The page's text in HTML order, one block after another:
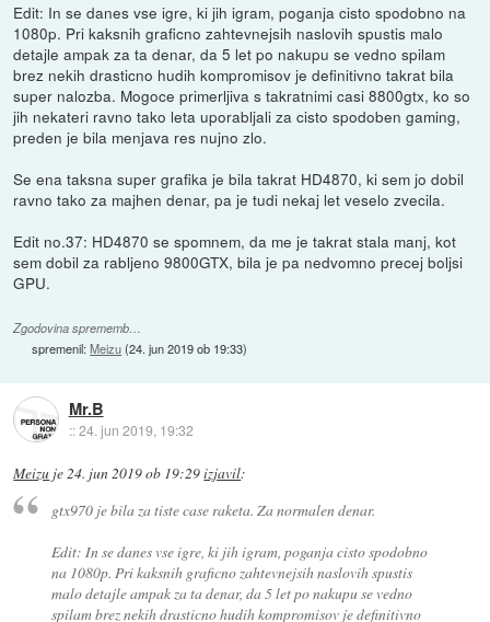
Edit: In se danes vse igre, ki jih igram, poganja cisto spodobno na
1080p. Pri kaksnih graficno zahtevnejsih naslovih spustis malo
detajle ampak za ta denar, da 5 let po nakupu se vedno spilam
brez nekih drasticno hudih kompromisov je definitivno takrat bila
super nalozba. Mogoce primerljiva s takratnimi casi 8800gtx, ko so
jih nekateri ravno tako leta uporabljali za cisto spodoben gaming,
preden je bila menjava res nujno zlo.
Se ena taksna super grafika je bila takrat HD4870, ki sem jo dobil
ravno tako za majhen denar, pa je tudi nekaj let veselo zvecila.
Edit no.37: HD4870 se spomnem, da me je takrat stala manj, kot
sem dobil za rabljeno 9800GTX, bila je pa nedvomno precej boljsi
GPU.
Zgodovina sprememb…
spremenil:Meizu(24. jun 2019 ob 19:33)
Mr.B
::24. jun 2019, 19:32
Meizu je24. jun 2019 ob 19:29izjavil:
gtx970 je bila za tiste case raketa. Za normalen denar.
Edit: In se danes vse igre, ki jih igram, poganja cisto spodobno
na 1080p. Pri kaksnih graficno zahtevnejsih naslovih spustis
malo detajle ampak za ta denar, da 5 let po nakupu se vedno
spilam brez nekih drasticno hudih kompromisov je definitivno